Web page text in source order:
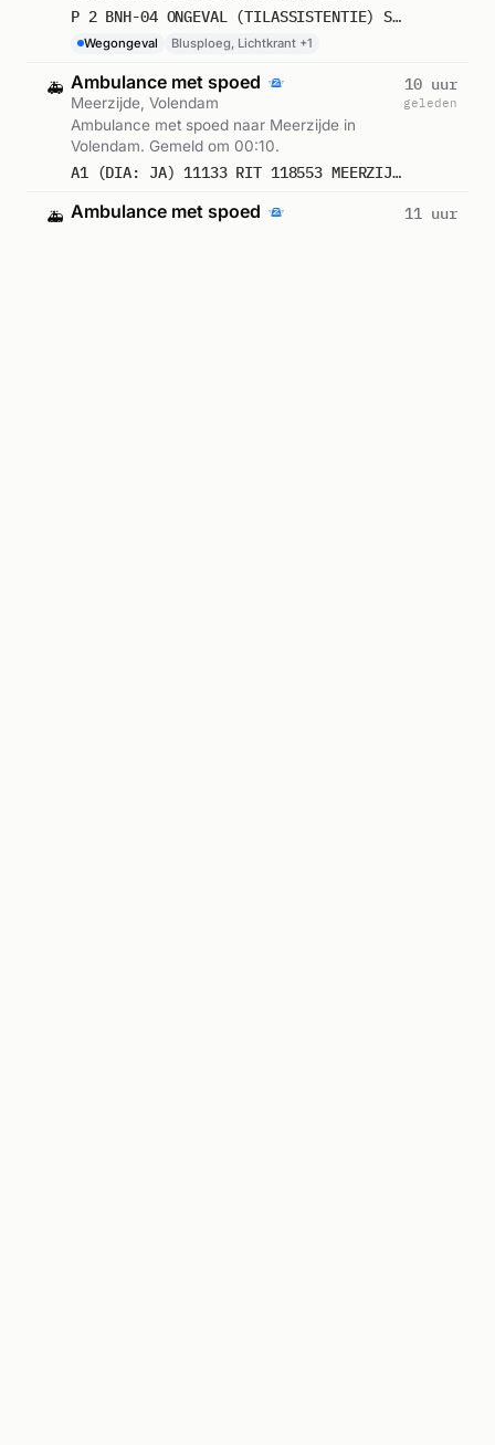
Blusploeg, Lichtkrant, Monitor Waterland
P 2 BNH-04 ONGEVAL (TILASSISTENTIE) ST LAMBERTUSSTRAAT VOLENDAM 112031
Wegongeval Blusploeg, Lichtkrant +1
🚑 Ambulance met spoed
Meerzijde, Volendam
Ambulance met spoed naar Meerzijde in
Volendam. Gemeld om 00:10.
A1 (DIA: JA) 11133 RIT 118553 MEERZIJDE VOLENDAM
10 uur
geleden
🚑 Ambulance met spoed 11 uur